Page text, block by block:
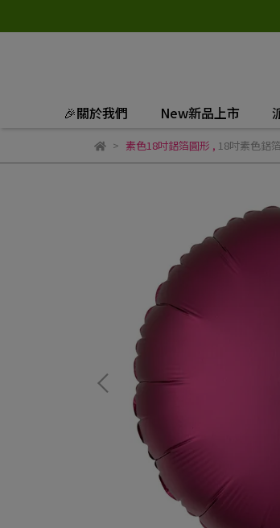
🎉關於我們 New新品上市
素色18吋鋁箔圓形 , 18吋素色鋁